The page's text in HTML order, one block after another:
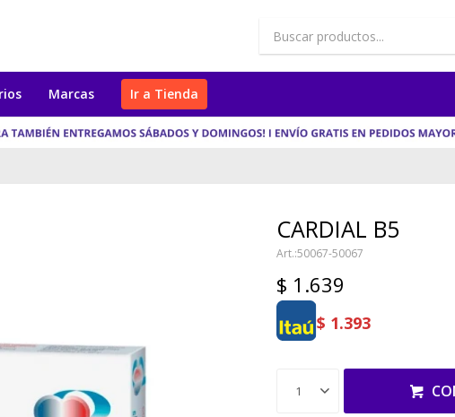
Marcas Ir a Tienda
CARDIAL B5
50067-50067
$ 1.639
$ 1.393
1